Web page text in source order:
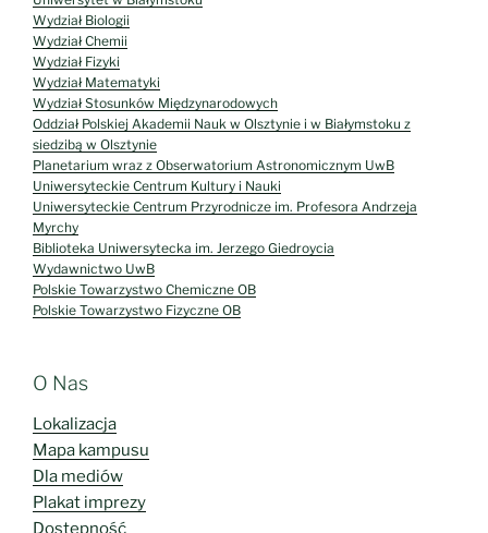
Wydział Biologii
Wydział Chemii
Wydział Fizyki
Wydział Matematyki
Wydział Stosunków Międzynarodowych
Oddział Polskiej Akademii Nauk w Olsztynie i w Białymstoku z
siedzibą w Olsztynie
Planetarium wraz z Obserwatorium Astronomicznym UwB
Uniwersyteckie Centrum Kultury i Nauki
Uniwersyteckie Centrum Przyrodnicze im. Profesora Andrzeja
Myrchy
Biblioteka Uniwersytecka im. Jerzego Giedroycia
Wydawnictwo UwB
Polskie Towarzystwo Chemiczne OB
Polskie Towarzystwo Fizyczne OB
O Nas
Lokalizacja
Mapa kampusu
Dla mediów
Plakat imprezy
Dostępność